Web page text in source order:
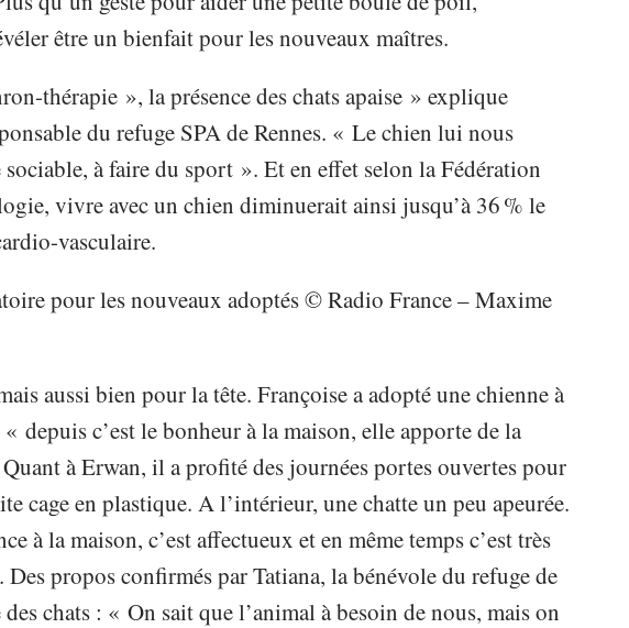
être un bienfait pour les nouveaux maîtres.
thérapie », la présence des chats apaise » explique
du refuge SPA de Rennes. « Le chien lui nous
à faire du sport ». Et en effet selon la Fédération
vivre avec un chien diminuerait ainsi jusqu’à 36 % le
vasculaire.
pour les nouveaux adoptés © Radio France – Maxime
aussi bien pour la tête. Françoise a adopté une chienne à
depuis c’est le bonheur à la maison, elle apporte de la
à Erwan, il a profité des journées portes ouvertes pour
cage en plastique. A l’intérieur, une chatte un peu apeurée.
à la maison, c’est affectueux et en même temps c’est très
propos confirmés par Tatiana, la bénévole du refuge de
des chats : « On sait que l’animal à besoin de nous, mais on